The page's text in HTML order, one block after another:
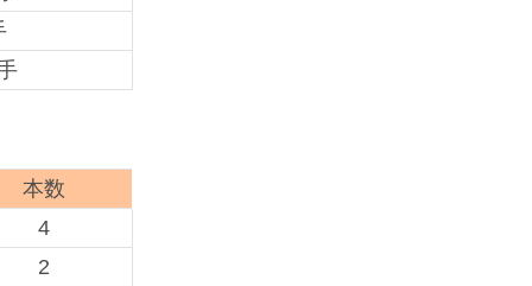
本数
4
2